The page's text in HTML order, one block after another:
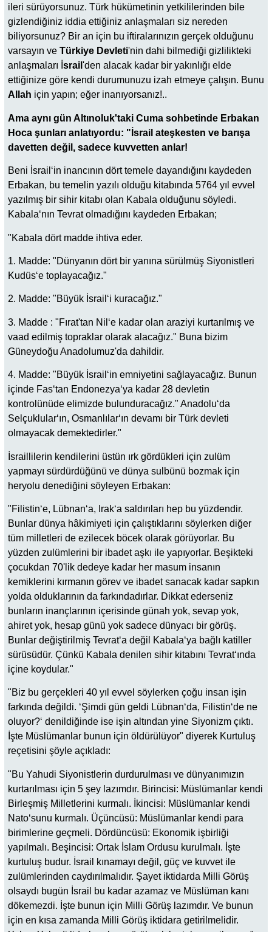
ileri sürüyorsunuz. Türk hükümetinin yetkililerinden bile
gizlendiğiniz iddia ettiğiniz anlaşmaları siz nereden
biliyorsunuz? Bir an için bu iftiralarınızın gerçek olduğunu
varsayın ve Türkiye Devleti'nin dahi bilmediği gizlilikteki
anlaşmaları İ srail 'den alacak kadar bir yakınlığı elde
ettiğinize göre kendi durumunuzu izah etmeye çalışın. Bunu
Allah için yapın; eğer inanıyorsanız!..
Ama aynı gün Altınoluk'taki Cuma sohbetinde Erbakan
Hoca şunları anlatıyordu: "İsrail ateşkesten ve barışa
davetten değil, sadece kuvvetten anlar!
Beni İsrail‘in inancının dört temele dayandığını kaydeden
Erbakan, bu temelin yazılı olduğu kitabında 5764 yıl evvel
yazılmış bir sihir kitabı olan Kabala olduğunu söyledi.
Kabala‘nın Tevrat olmadığını kaydeden Erbakan;
"Kabala dört madde ihtiva eder.
1. Madde: "Dünyanın dört bir yanına sürülmüş Siyonistleri
Kudüs‘e toplayacağız."
2. Madde: "Büyük İsrail‘i kuracağız."
3. Madde : "Fırat'tan Nil‘e kadar olan araziyi kurtarılmış ve
vaad edilmiş topraklar olarak alacağız." Buna bizim
Güneydoğu Anadolumuz'da dahildir.
4. Madde: "Büyük İsrail‘in emniyetini sağlayacağız. Bunun
içinde Fas‘tan Endonezya‘ya kadar 28 devletin
kontrolünüde elimizde bulunduracağız." Anadolu‘da
Selçuklular‘ın, Osmanlılar‘ın devamı bir Türk devleti
olmayacak demektedirler."
İsraillilerin kendilerini üstün ırk gördükleri için zulüm
yapmayı sürdürdüğünü ve dünya sulbünü bozmak için
heryolu denediğini söyleyen Erbakan:
"Filistin‘e, Lübnan‘a, Irak‘a saldırıları hep bu yüzdendir.
Bunlar dünya hâkimiyeti için çalıştıklarını söylerken diğer
tüm milletleri de ezilecek böcek olarak görüyorlar. Bu
yüzden zulümlerini bir ibadet aşkı ile yapıyorlar. Beşikteki
çocukdan 70'lik dedeye kadar her masum insanın
kemiklerini kırmanın görev ve ibadet sanacak kadar sapkın
yolda olduklarının da farkındadırlar. Dikkat ederseniz
bunların inançlarının içerisinde günah yok, sevap yok,
ahiret yok, hesap günü yok sadece dünyacı bir görüş.
Bunlar değiştirilmiş Tevrat‘a değil Kabala‘ya bağlı katiller
sürüsüdür. Çünkü Kabala denilen sihir kitabını Tevrat‘ında
içine koydular."
"Biz bu gerçekleri 40 yıl evvel söylerken çoğu insan işin
farkında değildi. ‘Şimdi gün geldi Lübnan‘da, Filistin‘de ne
oluyor?‘ denildiğinde ise işin altından yine Siyonizm çıktı.
İşte Müslümanlar bunun için öldürülüyor" diyerek Kurtuluş
reçetisini şöyle açıkladı:
"Bu Yahudi Siyonistlerin durdurulması ve dünyanımızın
kurtarılması için 5 şey lazımdır. Birincisi: Müslümanlar kendi
Birleşmiş Milletlerini kurmalı. İkincisi: Müslümanlar kendi
Nato‘sunu kurmalı. Üçüncüsü: Müslümanlar kendi para
birimlerine geçmeli. Dördüncüsü: Ekonomik işbirliği
yapılmalı. Beşincisi: Ortak İslam Ordusu kurulmalı. İşte
kurtuluş budur. İsrail kınamayı değil, güç ve kuvvet ile
zulümlerinden caydırılmalıdır. Şayet iktidarda Milli Görüş
olsaydı bugün İsrail bu kadar azamaz ve Müslüman kanı
dökemezdi. İşte bunun için Milli Görüş lazımdır. Ve bunun
için en kısa zamanda Milli Görüş iktidara getirilmelidir.